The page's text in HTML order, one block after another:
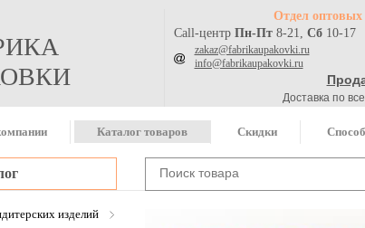
Отдел оптовых
Call-центр Пн-Пт8-21, Сб10-17
zakaz@fabrikaupakovki.ru
info@fabrikaupakovki.ru
Доставка по
Каталог товаров Скидки
изделий